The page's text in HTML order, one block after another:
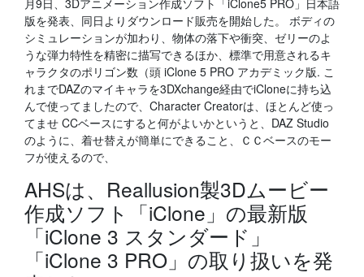
月9日、3Dアニメーション作成ソフト「iClone5 PRO」日本語
版を発表、同日よりダウンロード販売を開始した。 ボディの
シミュレーションが加わり、物体の落下や衝突、ゼリーのよ
うな弾力特性を精密に描写できるほか、標準で用意されるキ
ャラクタのポリゴン数（頭 iClone 5 PRO アカデミック版. こ
れまでDAZのマイキャラを3DXchange経由でiCloneに持ち込
んで使ってましたので、Character Creatorは、ほとんど使っ
てませ CCベースにすると何がよいかというと、DAZ Studio
のように、着せ替えが簡単にできること、ＣＣベースのモー
フが使えるので、
AHSは、Reallusion製3Dムービー
作成ソフト「iClone」の最新版
「iClone 3 スタンダード」
「iClone 3 PRO」の取り扱いを発